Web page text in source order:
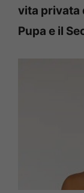
vita privata
Pupa e il